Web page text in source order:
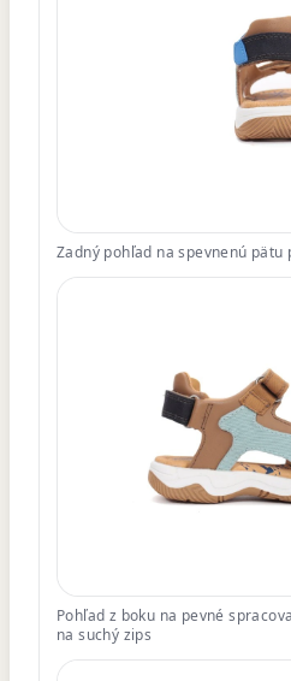
Zadný pohľad na spevnenú
Pohľad z boku na pevné
na suchý zips